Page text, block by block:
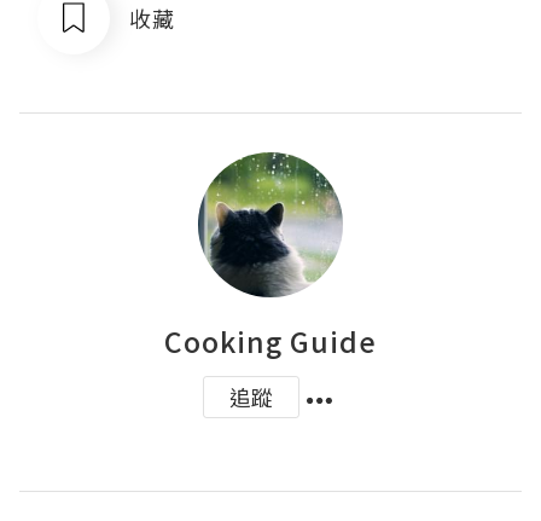
收藏
Cooking Guide
追蹤